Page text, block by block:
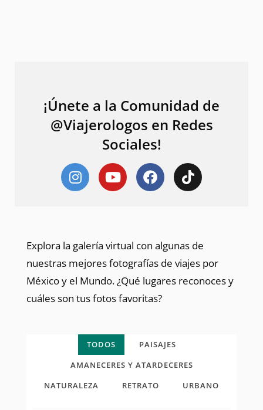
¡Únete a la Comunidad de
@Viajerologos en Redes
Sociales!
Explora la galería virtual con algunas de
nuestras mejores fotografías de viajes por
México y el Mundo. ¿Qué lugares reconoces y
cuáles son tus fotos favoritas?
TODOS
PAISAJES
AMANECERES Y ATARDECERES
NATURALEZA
RETRATO URBANO